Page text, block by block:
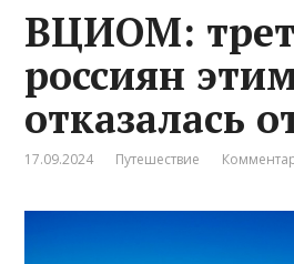
ВЦИОМ:
россиян
отказалась
17.09.2024 Путешествие